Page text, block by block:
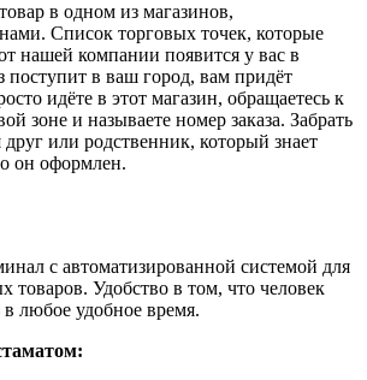
в одном из магазинов,
Список торговых точек, которые
нашей компании появится у вас в
поступит в ваш город, вам придёт
идёте в этот магазин, обращаетесь к
зоне и называете номер заказа. Забрать
или родственник, который знает
он оформлен.
с автоматизированной системой для
товаров. Удобство в том, что человек
в любое удобное время.